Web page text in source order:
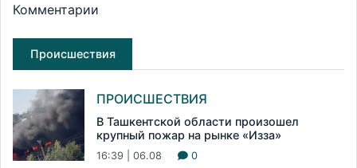
Комментарии
Происшествия
ПРОИСШЕСТВИЯ
В Ташкентской области произошел
крупный пожар на рынке «Изза»
16:39 | 06.08 0